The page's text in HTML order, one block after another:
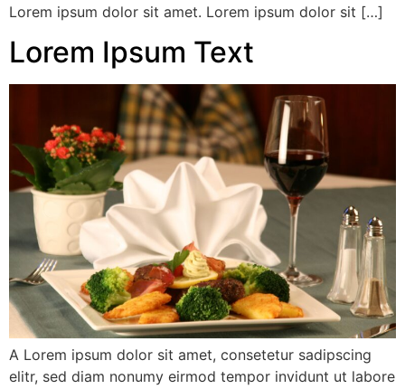
Lorem ipsum dolor sit amet. Lorem ipsum dolor sit […]
Lorem Ipsum Text
A Lorem ipsum dolor sit amet, consetetur sadipscing
elitr, sed diam nonumy eirmod tempor invidunt ut labore